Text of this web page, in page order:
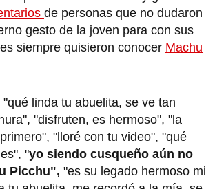
de personas que no dudaron
gesto de la joven para con sus
siempre quisieron conocer Machu
linda tu abuelita, se ve tan
"disfruten, es hermoso", "la
"lloré con tu video", "qué
"yo siendo cusqueño aún no
Picchu", "es su legado hermoso mi